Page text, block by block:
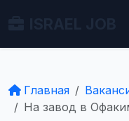
Главная
На завод в